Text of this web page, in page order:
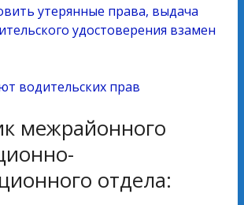
утерянные права, выдача
удостоверения взамен
водительских прав
межрайонного
отдела: